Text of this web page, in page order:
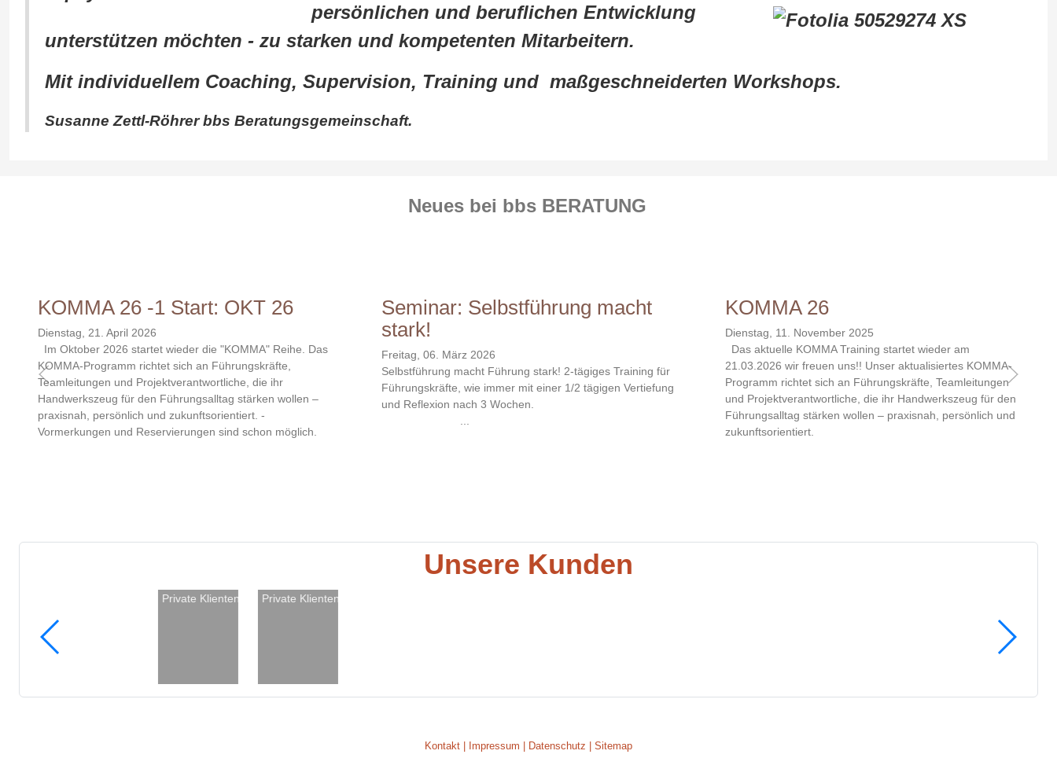
persönlichen und beruflichen Entwicklung
unterstützen möchten - zu starken und kompetenten Mitarbeitern.
Mit individuellem Coaching, Supervision, Training und maßgeschneiderten Workshops.
Susanne Zettl-Röhrerbbs Beratungsgemeinschaft.
Neues bei bbs BERATUNG
KOMMA 26 -1 Start: OKT 26
Dienstag, 21. April 2026
Im Oktober 2026 startet wieder die "KOMMA" Reihe. Das
KOMMA-Programm richtet sich an Führungskräfte,
Teamleitungen und Projektverantwortliche, die ihr
Handwerkszeug für den Führungsalltag stärken wollen –
praxisnah, persönlich und zukunftsorientiert. -
Vormerkungen und Reservierungen sind schon möglich.
Seminar: Selbstführung macht
stark!
Freitag, 06. März 2026
Selbstführung macht Führung stark! 2-tägiges Training für
Führungskräfte, wie immer mit einer 1/2 tägigen Vertiefung
und Reflexion nach 3 Wochen.
KOMMA 26
Dienstag, 11. November 2025
Das aktuelle KOMMA Training startet wieder am
21.03.2026 wir freuen uns!! Unser aktualisiertes KOMMA-
Programm richtet sich an Führungskräfte, Teamleitungen
und Projektverantwortliche, die ihr Handwerkszeug für den
Führungsalltag stärken wollen – praxisnah, persönlich und
zukunftsorientiert.
Unsere Kunden
Private Klienten Private Klienten
Kontakt Impressum Datenschutz Sitemap